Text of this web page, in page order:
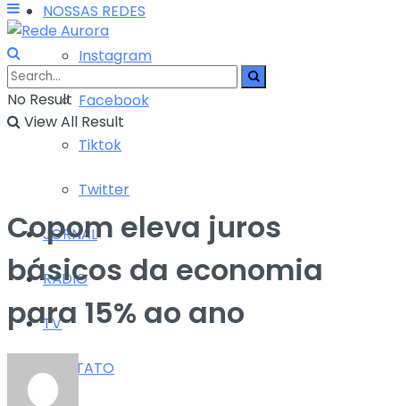
NOSSAS REDES
Instagram
Facebook
Tiktok
Twitter
JORNAL
RÁDIO
TV
CONTATO
No Result
View All Result
Copom eleva juros
básicos da economia
para 15% ao ano